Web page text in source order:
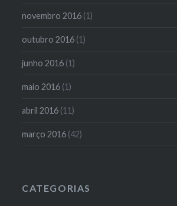
novembro 2016 (1)
outubro 2016 (1)
junho 2016 (1)
maio 2016 (1)
abril 2016 (11)
março 2016 (42)
CATEGORIAS